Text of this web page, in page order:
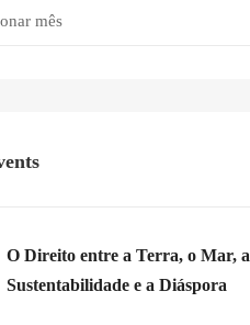
O Direito entre a Terra, o Mar, a
Sustentabilidade e a Diáspora